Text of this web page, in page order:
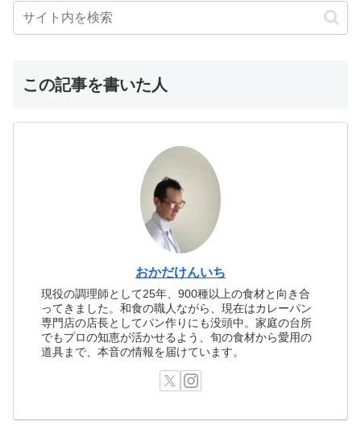
この記事を書いた人
おかだけんいち
現役の調理師として25年、900種以上の食材と向き合
ってきました。和食の職人ながら、現在はカレーパン
専門店の店長としてパン作りにも没頭中。家庭の台所
でもプロの知恵が活かせるよう、旬の食材から愛用の
道具まで、本音の情報を届けています。